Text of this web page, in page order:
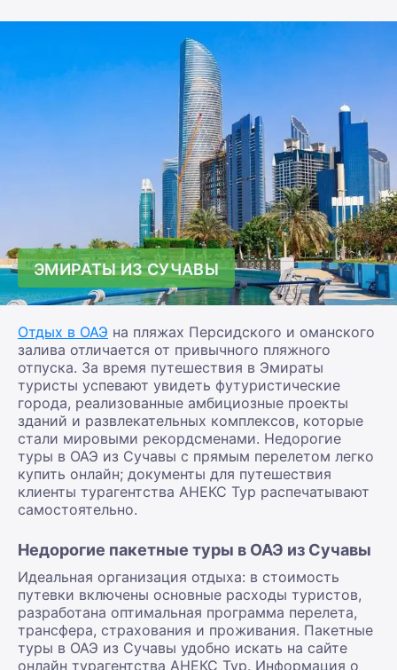
ЭМИРАТЫ ИЗ СУЧАВЫ
Отдых в ОАЭ на пляжах Персидского и оманского
залива отличается от привычного пляжного
отпуска. За время путешествия в Эмираты
туристы успевают увидеть футуристические
города, реализованные амбициозные проекты
зданий и развлекательных комплексов, которые
стали мировыми рекордсменами. Недорогие
туры в ОАЭ из Сучавы с прямым перелетом легко
купить онлайн; документы для путешествия
клиенты турагентства АНЕКС Тур распечатывают
самостоятельно.
Недорогие пакетные туры в ОАЭ из Сучавы
Идеальная организация отдыха: в стоимость
путевки включены основные расходы туристов,
разработана оптимальная программа перелета,
трансфера, страхования и проживания. Пакетные
туры в ОАЭ из Сучавы удобно искать на сайте
онлайн турагентства АНЕКС Тур. Информация о